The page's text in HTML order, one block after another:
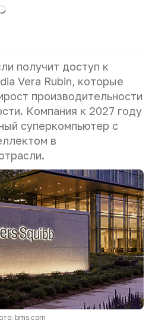
получит доступ к
Vera Rubin, которые
производительности
Компания к 2027 году
суперкомпьютер с
в
bms.com